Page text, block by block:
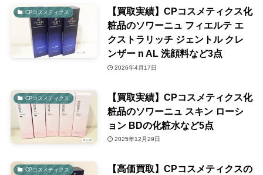
CPコスメティクス
【買取実績】CPコスメティクス化
粧品のソワーニュ フィエルテ エ
クストラリッチ ジェントル クレ
ンザー n AL 洗顔料など3点
2026年4月17日
CPコスメティクス
【買取実績】CPコスメティクス化
粧品のソワーニュ スキン ローシ
ョン BDの化粧水など5点
2025年12月29日
CPコスメティクス
【高価買取】CPコスメティクスの